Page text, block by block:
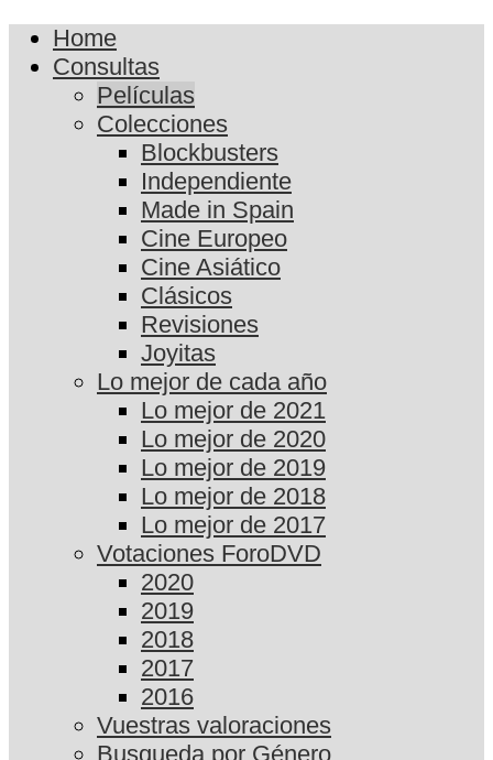
Home
Consultas
Películas
Colecciones
Blockbusters
Independiente
Made in Spain
Cine Europeo
Cine Asiático
Clásicos
Revisiones
Joyitas
Lo mejor de cada año
Lo mejor de 2021
Lo mejor de 2020
Lo mejor de 2019
Lo mejor de 2018
Lo mejor de 2017
Votaciones ForoDVD
2020
2019
2018
2017
2016
Vuestras valoraciones
Busqueda por Género